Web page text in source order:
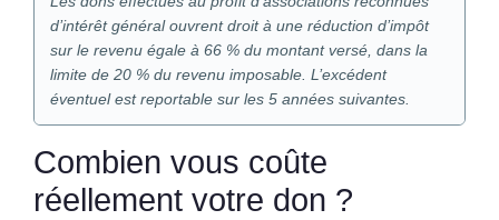
d’intérêt général ouvrent droit à une réduction d’impôt
sur le revenu égale à 66 % du montant versé, dans la
limite de 20 % du revenu imposable. L’excédent
éventuel est reportable sur les 5 années suivantes.
Combien vous coûte
réellement votre don ?